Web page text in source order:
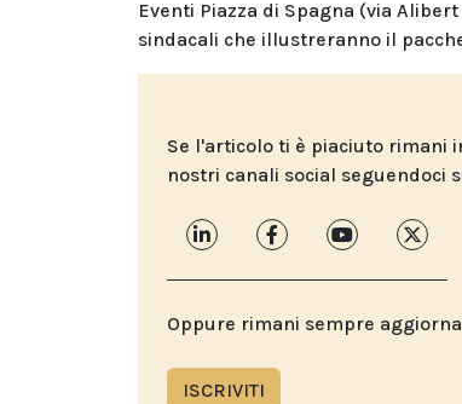
Eventi Piazza di Spagna (via
sindacali che illustreranno il
Se l'articolo ti è piaciuto rimani
nostri canali social seguendoci
Oppure rimani sempre
ISCRIVITI